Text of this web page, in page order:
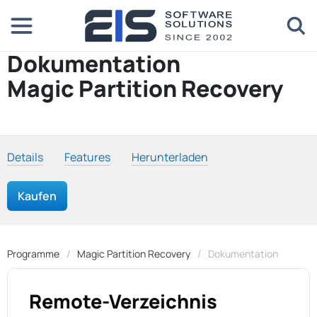
Dokumentation
Magic Partition Recovery
Details Features Herunterladen
Kaufen
Programme Magic Partition Recovery Dokumentation
Remote-Verzeichnis